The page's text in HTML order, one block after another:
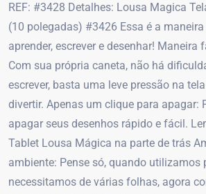
REF: #3428 Detalhes: Lousa Magica
(10 polegadas) #3426 Essa é a
aprender, escrever e desenhar! Maneira
Com sua própria caneta, não há
escrever, basta uma leve pressão na
divertir. Apenas um clique para apagar:
apagar seus desenhos rápido e fácil.
Tablet Lousa Mágica na parte de trás
ambiente: Pense só, quando utilizamos
necessitamos de várias folhas, agora